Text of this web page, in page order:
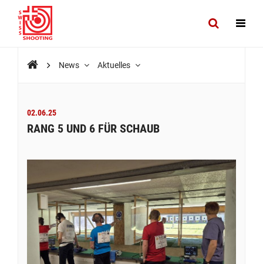
News Aktuelles
02.06.25
RANG 5 UND 6 FÜR SCHAUB